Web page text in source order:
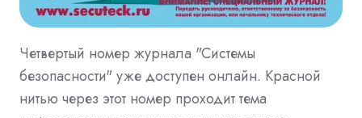
Четвертый номер журнала "Системы
безопасности" уже доступен онлайн. Красной
нитью через этот номер проходит тема